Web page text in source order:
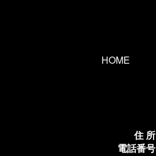
HOME
住 所
電話番号